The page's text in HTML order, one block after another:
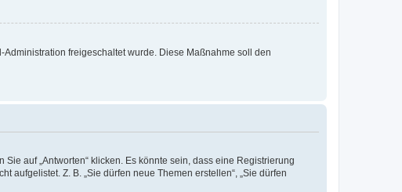
freigeschaltet wurde. Diese Maßnahme soll den
auf „Antworten“ klicken. Es könnte sein, dass eine Registrierung
Z. B. „Sie dürfen neue Themen erstellen“, „Sie dürfen